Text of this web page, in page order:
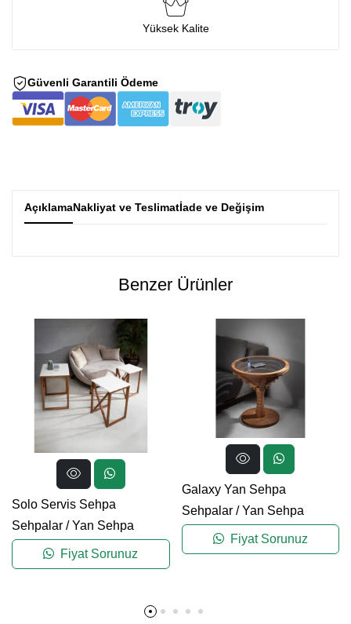
Yüksek Kalite
Güvenli Garantili Ödeme
AçıklamaNakliyat ve Teslimatİade ve Değişim
Benzer Ürünler
Solo Servis Sehpa
Sehpalar /Yan Sehpa
Fiyat Sorunuz
Galaxy Yan Sehpa
Sehpalar/Yan Sehpa
Fiyat Sorunuz